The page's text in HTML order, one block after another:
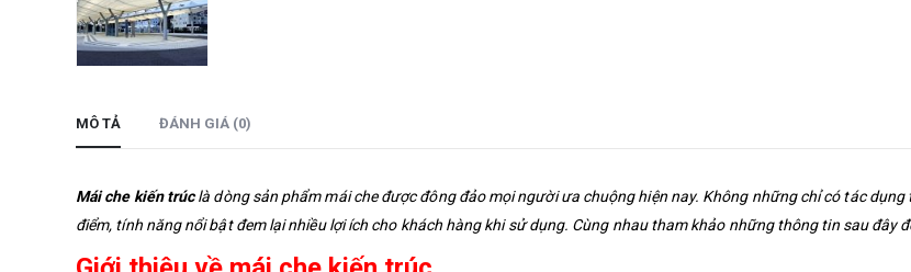
MÔ TẢ ĐÁNH GIÁ (0)
Mái che kiến trúclà dòng sản phẩm mái che được đông đảo mọi người ưa chuộng hiện nay. Không những chỉ có tác
điểm, tính năng nổi bật đem lại nhiều lợi ích cho khách hàng khi sử dụng. Cùng nhau tham khảo những thông tin sau đây